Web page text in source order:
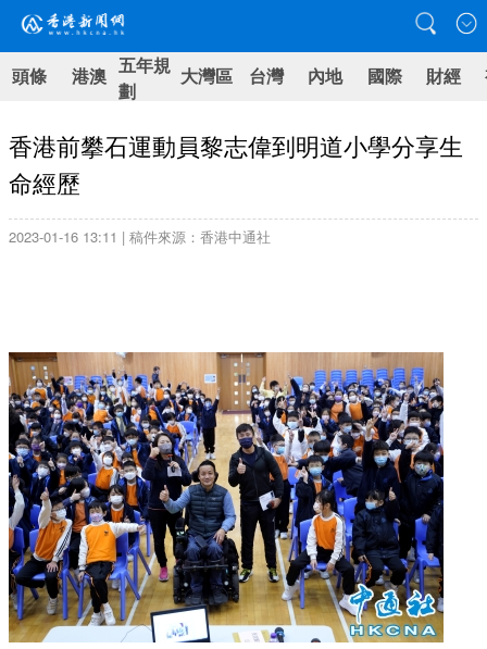
頭條 港澳 五年規
劃
大灣區 台灣 內地 國際 財經
香港前攀石運動員黎志偉到明道小學分享生
命經歷
2023-01-16 13:11 | 稿件來源：香港中通社